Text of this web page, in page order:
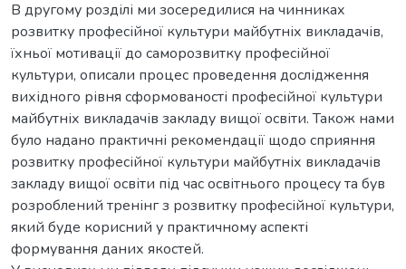
В другому розділі ми зосередилися на чинниках
розвитку професійної культури майбутніх викладачів,
їхньої мотивації до саморозвитку професійної
культури, описали процес проведення дослідження
вихідного рівня сформованості професійної культури
майбутніх викладачів закладу вищої освіти. Також нами
було надано практичні рекомендації щодо сприяння
розвитку професійної культури майбутніх викладачів
закладу вищої освіти під час освітнього процесу та був
розроблений тренінг з розвитку професійної культури,
який буде корисний у практичному аспекті
формування даних якостей.